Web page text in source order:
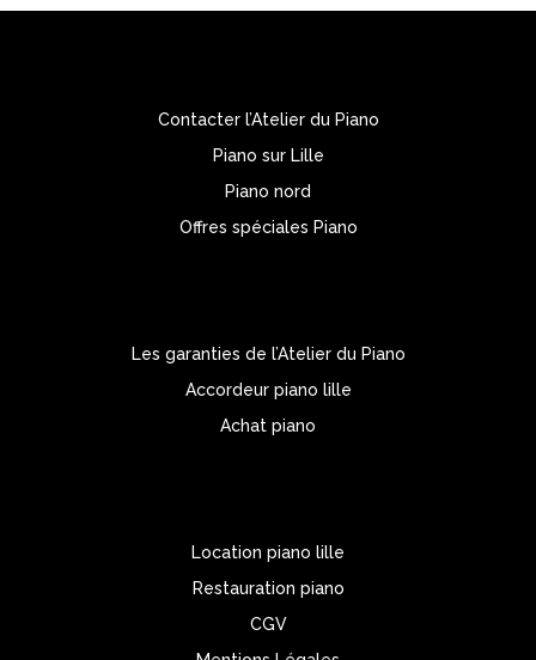
Contacter l’Atelier du Piano
Piano sur Lille
Piano nord
Offres spéciales Piano
Les garanties de l’Atelier du Piano
Accordeur piano lille
Achat piano
Location piano lille
Restauration piano
CGV